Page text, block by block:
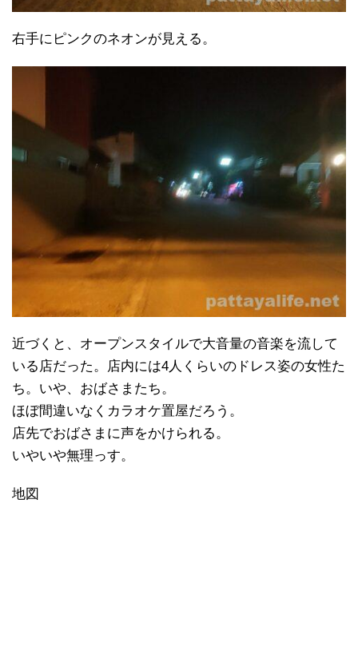
右手にピンクのネオンが見える。
近づくと、オープンスタイルで大音量の音楽を流して
いる店だった。店内には4人くらいのドレス姿の女性た
ち。いや、おばさまたち。
ほぼ間違いなくカラオケ置屋だろう。
店先でおばさまに声をかけられる。
いやいや無理っす。
地図